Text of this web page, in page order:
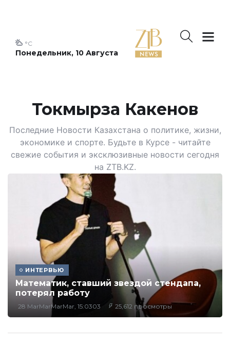
Понедельник, 10 Августа
°C
Токмырза Какенов
Последние Новости Казахстана о политике, жизни,
экономике и спорте. Будьте в Курсе - читайте
свежие события и эксклюзивные новости сегодня
на ZTB.KZ.
ИНТЕРВЬЮ
Математик, ставший звездой стендапа,
потерял работу
28 MarMarMarMar, 15:0303 25,612 просмотры